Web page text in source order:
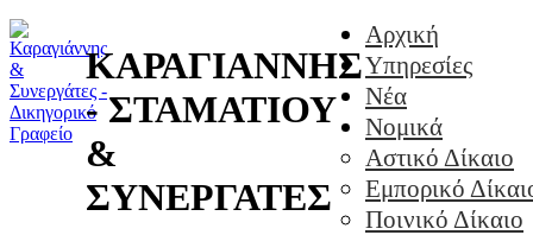
ΚΑΡΑΓΙΑΝΝΗΣ
- ΣΤΑΜΑΤΙΟΥ
&
ΣΥΝΕΡΓΑΤΕΣ
Αρχική
Υπηρεσίες
Νέα
Νομικά
Αστικό Δίκαιο
Εμπορικό
Ποινικό Δίκαιο